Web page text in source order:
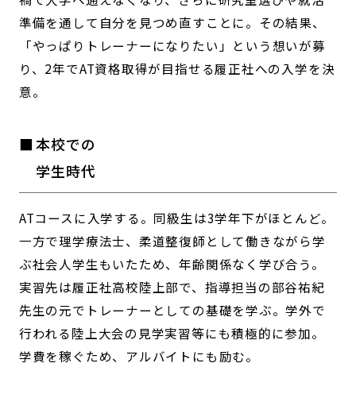
準備を通して自分を見つめ直すことに。その結果、
「やっぱりトレーナーになりたい」という想いが募
り、2年でAT資格取得が目指せる履正社への入学を決
意。
本校での
学生時代
ATコースに入学する。同級生は3学年下がほとんど。
一方で理学療法士、柔道整復師として働きながら学
ぶ社会人学生もいたため、年齢関係なく学び合う。
実習先は履正社高校陸上部で、指導担当の部谷祐紀
先生の元でトレーナーとしての基礎を学ぶ。学外で
行われる陸上大会の見学実習等にも積極的に参加。
学費を稼ぐため、アルバイトにも励む。